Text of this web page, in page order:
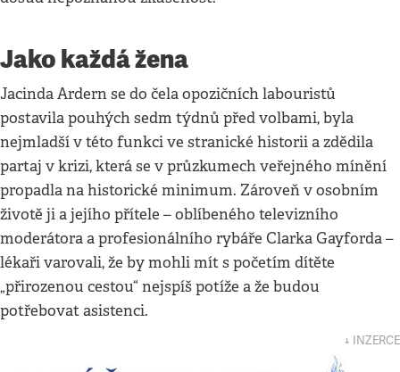
Jako každá žena
Jacinda Ardern se do čela opozičních labouristů
postavila pouhých sedm týdnů před volbami, byla
nejmladší v této funkci ve stranické historii a zdědila
partaj v krizi, která se v průzkumech veřejného mínění
propadla na historické minimum. Zároveň v osobním
životě ji a jejího přítele – oblíbeného televizního
moderátora a profesionálního rybáře Clarka Gayforda –
lékaři varovali, že by mohli mít s početím dítěte
„přirozenou cestou“ nejspíš potíže a že budou
potřebovat asistenci.
↓ INZERCE